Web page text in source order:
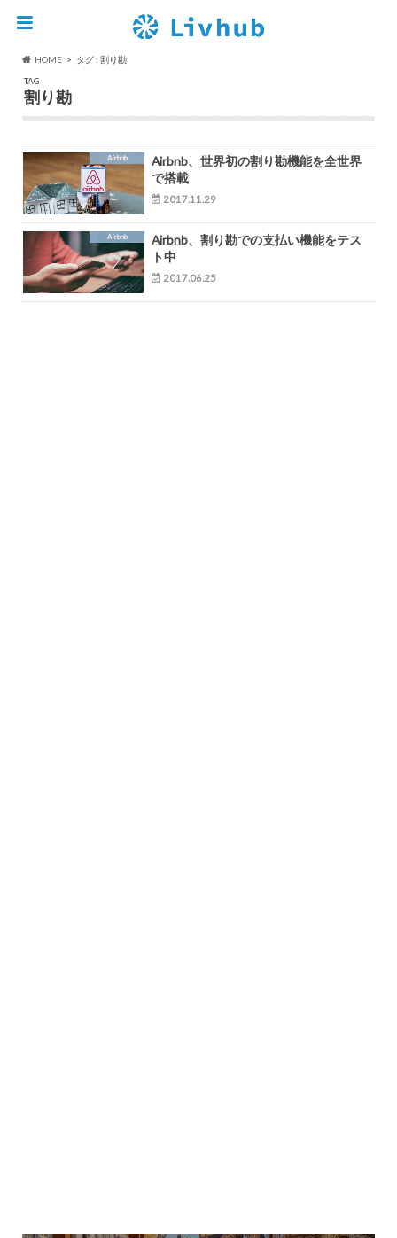
HOME
タグ : 割り勘
TAG
割り勘
Airbnb
Airbnb、世界初の割り勘機能を全世界
で搭載
2017.11.29
Airbnb
Airbnb、割り勘での支払い機能をテス
ト中
2017.06.25